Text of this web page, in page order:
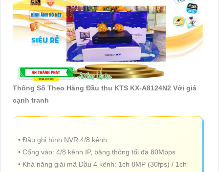
Thông Số Theo Hãng Đầu thu KTS KX-A8124N2 Với giá
cạnh tranh
• Đầu ghi hình NVR 4/8 kênh
• Cổng vào: 4/8 kênh IP, băng thông tối đa 80Mbps
• Khả năng giải mã Đầu 4 kênh: 1ch 8MP (30fps) / 1ch